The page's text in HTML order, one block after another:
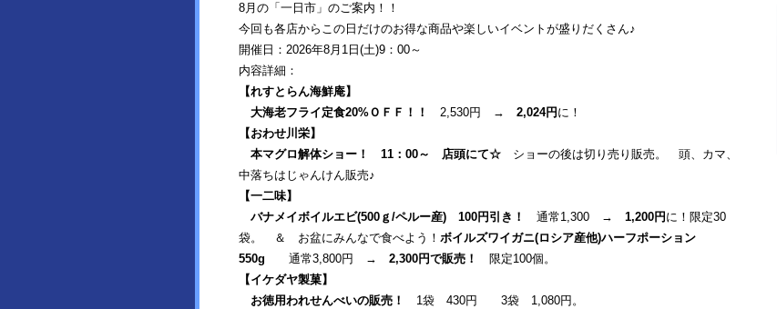
8月の「一日市」のご案内！！
今回も各店からこの日だけのお得な商品や楽しいイベントが盛りだくさん♪
開催日：2026年8月1日(土)9：00～
内容詳細：
【れすとらん海鮮庵】
大海老フライ定食20%ＯＦＦ！！
2,530円 → 2,024円 に！
【おわせ川栄】
本マグロ解体ショー ！ 11：00～ 店頭にて☆ ショーの後は切り売り販売。 頭、カマ、
中落ちはじゃんけん販売♪
【一二味】
バナメイボイルエビ(500ｇ/ペルー産) 100円引き！
通常1,300 → 1,200円 に！限定30
袋。 ＆ お盆にみんなで食べよう！ ボイルズワイガニ(ロシア産他)ハーフポーション
550g 通常3,800円 → 2,300円で販売！ 限定100個。
【イケダヤ製菓】
お徳用われせんべいの販売！
1袋 430円 3袋 1,080円。